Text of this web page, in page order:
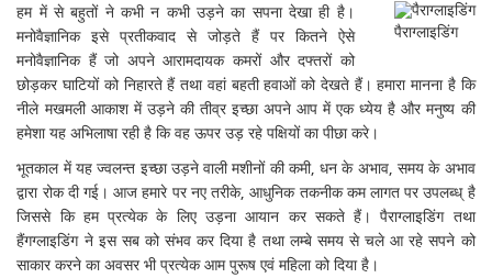
पैराग्लाइडिंग
हम में से बहुतों ने कभी न कभी उड़ने का सपना देखा ही है।
मनोवैज्ञानिक इसे प्रतीकवाद से जोड़ते हैं पर कितने ऐसे
मनोवैज्ञानिक हैं जो अपने आरामदायक कमरों और दफ्तरों को
छोड़कर घाटियों को निहारते हैं तथा वहां बहती हवाओं को देखते हैं। हमारा मानना है कि
नीले मखमली आकाश में उड़ने की तीव्र इच्छा अपने आप में एक ध्येय है और मनुष्य की
हमेशा यह अभिलाषा रही है कि वह ऊपर उड़ रहे पक्षियों का पीछा करे।
भूतकाल में यह ज्वलन्त इच्छा उड़ने वाली मशीनों की कमी, धन के अभाव, समय के अभाव
द्वारा रोक दी गई। आज हमारे पर नए तरीके, आधुनिक तकनीक कम लागत पर उपलब्ध् है
जिससे कि हम प्रत्येक के लिए उड़ना आयान कर सकते हैं। पैराग्लाइडिंग तथा
हैंगग्लाइडिंग ने इस सब को संभव कर दिया है तथा लम्बे समय से चले आ रहे सपने को
साकार करने का अवसर भी प्रत्येक आम पुरूष एवं महिला को दिया है।